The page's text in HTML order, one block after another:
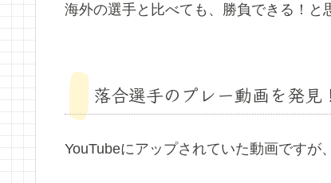
海外の選手と比べても、勝負できる！と
落合選手のプレー動画を発見！
YouTubeにアップされていた動画ですが